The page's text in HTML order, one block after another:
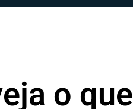
o que